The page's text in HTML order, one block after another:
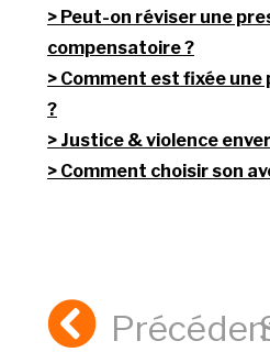
Peut-on réviser une
compensatoire ?
Comment est fixée
?
Justice & violence
Comment choisir son